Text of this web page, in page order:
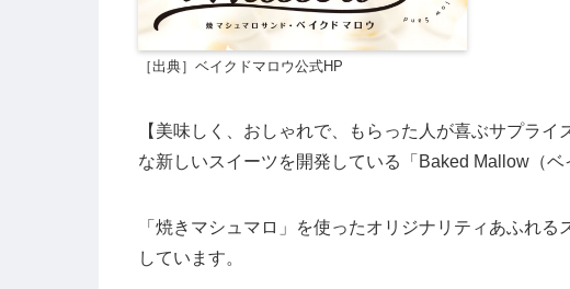
［出典］ベイクドマロウ公式HP
【美味しく、おしゃれで、もらった人が喜ぶサプラ
な新しいスイーツを開発している「Baked Mallow（ベ
「焼きマシュマロ」を使ったオリジナリティあふれ
しています。